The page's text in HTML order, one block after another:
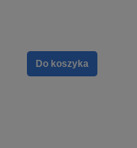
Do koszyka